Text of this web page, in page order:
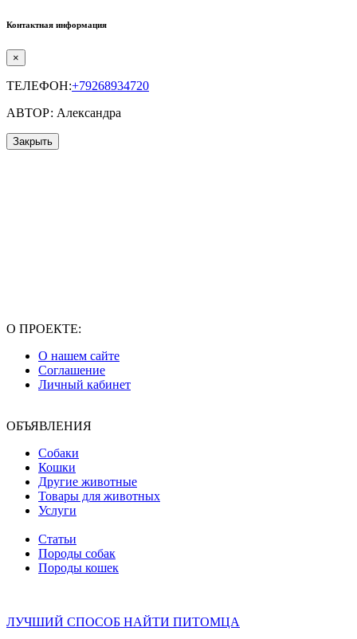
Контактная информация
×
ТЕЛЕФОН:+79268934720
АВТОР: Александра
Закрыть
О ПРОЕКТЕ:
О нашем сайте
Соглашение
Личный кабинет
ОБЪЯВЛЕНИЯ
Собаки
Кошки
Другие животные
Товары для животных
Услуги
Статьи
Породы собак
Породы кошек
ЛУЧШИЙ СПОСОБ НАЙТИ ПИТОМЦА